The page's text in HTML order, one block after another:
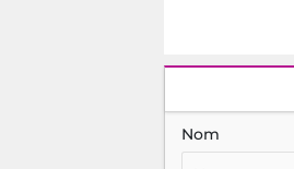
Nom